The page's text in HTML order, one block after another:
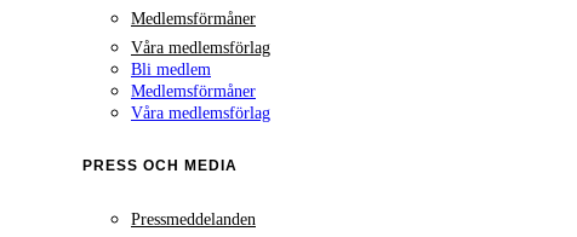
Medlemsförmåner
Våra medlemsförlag
Bli medlem
Medlemsförmåner
Våra medlemsförlag
PRESS OCH MEDIA
Pressmeddelanden